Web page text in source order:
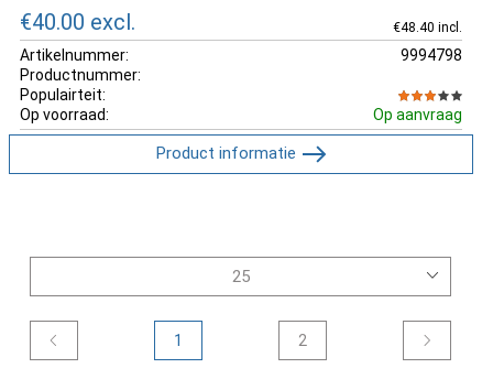
€40.00 excl. €48.40 incl.
Artikelnummer:
9994798
Productnummer:
Populairteit:
Op voorraad:
Op aanvraag
Product informatie
1 2